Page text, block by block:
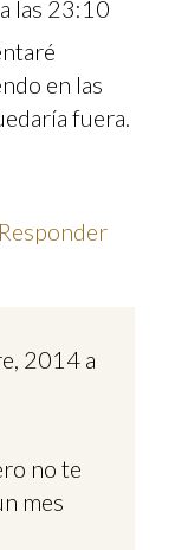
las 23:10
en las
fuera.
Responder
2014 a
no te
mes